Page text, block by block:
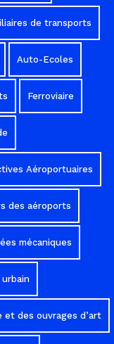
de transports
Auto-Ecoles
Ferroviaire
Aéroportuaires
des aéroports
mécaniques
et des ouvrages d’art